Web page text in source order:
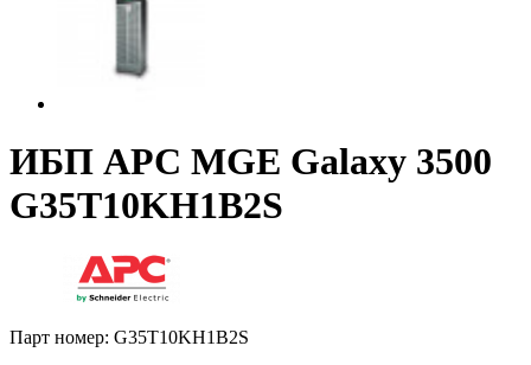
ИБП APC MGE Galaxy 3500
G35T10KH1B2S
Парт номер: G35T10KH1B2S